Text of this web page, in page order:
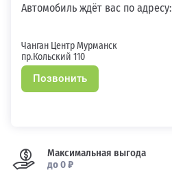
Автомобиль ждёт вас по адресу:
Чанган Центр Мурманск
пр.Кольский 110
Позвонить
Максимальная выгода
до 0 ₽